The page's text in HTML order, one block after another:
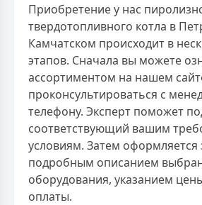
Приобретение у нас
твердотопливного котла в
Камчатском происходит в
этапов. Сначала вы можете
ассортиментом на нашем
проконсультироваться с
телефону. Эксперт поможет
соответствующий вашим
условиям. Затем оформляется
подробным описанием
оборудования, указанием
оплаты.